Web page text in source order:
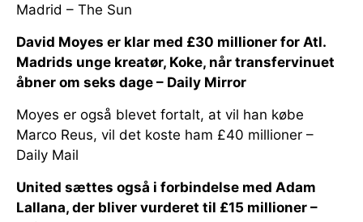
Madrid – The Sun
David Moyes er klar med £30 millioner for Atl.
Madrids unge kreatør, Koke, når transfervinuet
åbner om seks dage – Daily Mirror
Moyes er også blevet fortalt, at vil han købe
Marco Reus, vil det koste ham £40 millioner –
Daily Mail
United sættes også i forbindelse med Adam
Lallana, der bliver vurderet til £15 millioner –